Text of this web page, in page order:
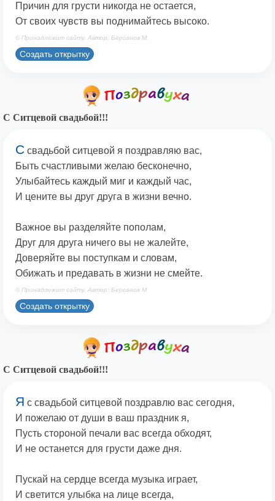
Причин для грусти никогда не остается,
От своих чувств вы поднимайтесь высоко.
© Принадлежит сайту. Автор: Берсанов М.
Создать открытку
С Ситцевой свадьбой!!!
С свадьбой ситцевой я поздравляю вас,
Быть счастливыми желаю бесконечно,
Улыбайтесь каждый миг и каждый час,
И цените вы друг друга в жизни вечно.
Важное вы разделяйте пополам,
Друг для друга ничего вы не жалейте,
Доверяйте вы поступкам и словам,
Обижать и предавать в жизни не смейте.
© Принадлежит сайту. Автор: Берсанов М.
Создать открытку
С Ситцевой свадьбой!!!
Я с свадьбой ситцевой поздравлю вас сегодня,
И пожелаю от души в ваш праздник я,
Пусть стороной печали вас всегда обходят,
И не останется для грусти даже дня.
Пускай на сердце всегда музыка играет,
И светится улыбка на лице всегда,